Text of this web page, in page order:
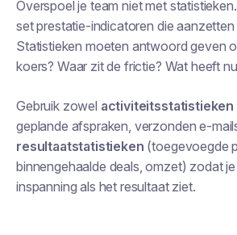
Overspoel je team niet met
set prestatie-indicatoren die
Statistieken moeten antwoord geven
koers? Waar zit de frictie? Wat heeft
Gebruik zowel activiteitsstatistieken
geplande afspraken, verzonden e-
resultaatstatistieken (toegevoegde
binnengehaalde deals, omzet) zodat
inspanning als het resultaat ziet.